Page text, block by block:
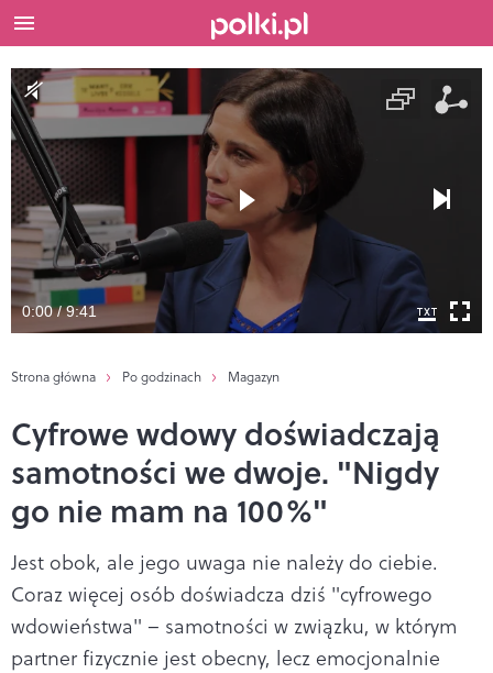
0:00 / 9:41
Strona główna Po godzinach Magazyn
Cyfrowe wdowy doświadczają
samotności we dwoje. "Nigdy
go nie mam na 100%"
Jest obok, ale jego uwaga nie należy do ciebie.
Coraz więcej osób doświadcza dziś "cyfrowego
wdowieństwa" – samotności w związku, w którym
partner fizycznie jest obecny, lecz emocjonalnie